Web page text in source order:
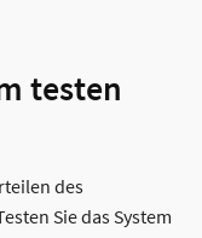
testen
des
Sie das System